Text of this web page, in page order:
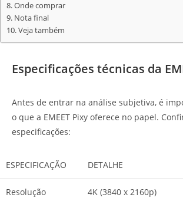
Onde comprar
Nota final
Veja também
Especificações técnicas da
Antes de entrar na análise subjetiva, é
o que a EMEET Pixy oferece no papel.
especificações:
ESPECIFICAÇÃO DETALHE
Resolução 4K (3840 x 2160p)